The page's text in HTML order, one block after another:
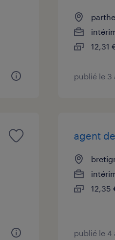
12,31
publié le 3
agent
12,35
publié le 4